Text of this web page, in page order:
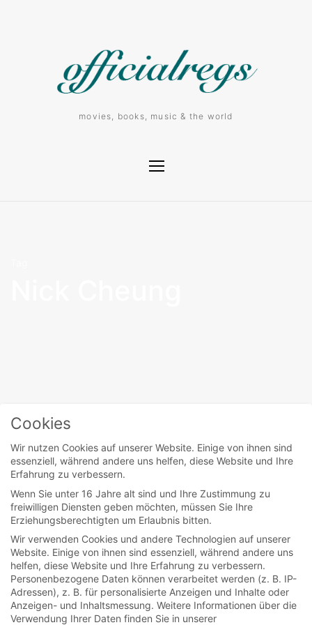
movies, books, music & the world
movies
The Stool Pigeon (Sin
Yan)
Gleich zu Beginn wird man Zeuge einer
grausamen Verfolgungsjagd. Der gesamte
Film macht den Eindruck als wäre er...
Cookies
Wir nutzen Cookies auf unserer Website. Einige von ihnen sind
essenziell, während andere uns helfen, diese Website und Ihre
Erfahrung zu verbessern.
Wenn Sie unter 16 Jahre alt sind und Ihre Zustimmung zu
freiwilligen Diensten geben möchten, müssen Sie Ihre
Erziehungsberechtigten um Erlaubnis bitten.
Wir verwenden Cookies und andere Technologien auf unserer
Website. Einige von ihnen sind essenziell, während andere uns
helfen, diese Website und Ihre Erfahrung zu verbessern.
Personenbezogene Daten können verarbeitet werden (z. B. IP-
Adressen), z. B. für personalisierte Anzeigen und Inhalte oder
Anzeigen- und Inhaltsmessung. Weitere Informationen über die
Verwendung Ihrer Daten finden Sie in unserer